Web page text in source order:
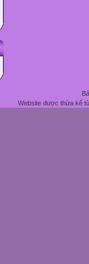
Website được thừa kế